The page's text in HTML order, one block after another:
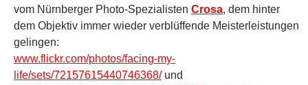
vom Nürnberger Photo-Spezialisten Crosa, dem hinter
dem Objektiv immer wieder verblüffende Meisterleistungen
gelingen:
www.flickr.com/photos/facing-my-
life/sets/72157615440746368/und